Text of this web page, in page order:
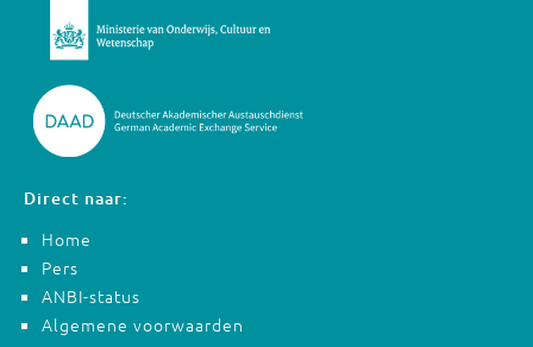
Direct naar:
Home
Pers
ANBI-status
Algemene voorwaarden